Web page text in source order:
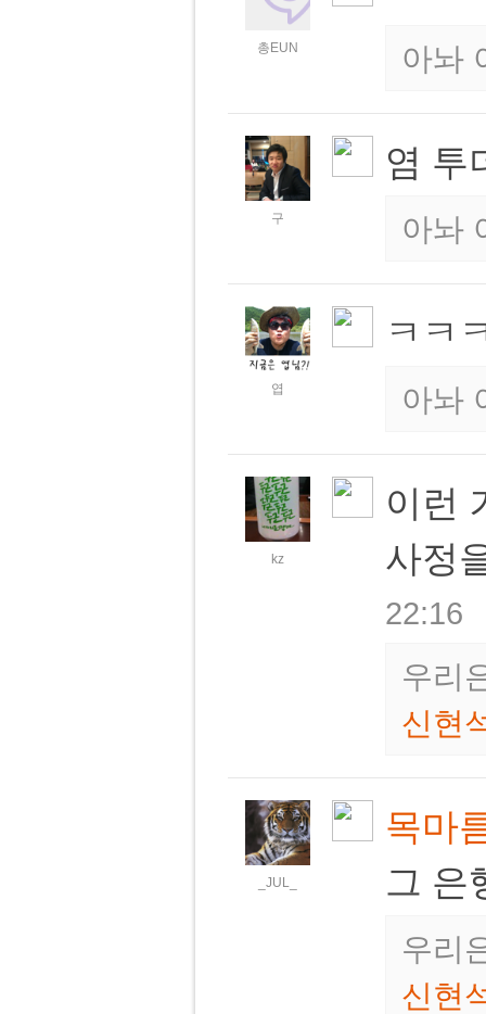
총EUN 아놔
구
염 투
아놔
엽
ㅋㅋ
아놔
kz
이런
사정
22:16
우리
신현
_JUL_
목마
그 은
우리
신현